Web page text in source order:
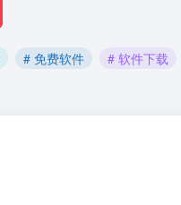
# 免费软件 # 软件下载